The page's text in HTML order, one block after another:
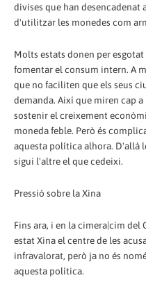
divises que han
d'utilitzar les monedes com
Molts estats donen per
fomentar el consum intern. A
que no faciliten que els seus
demanda. Així que miren cap
sostenir el creixement
moneda feble. Però és
aquesta política alhora. D'allà
sigui l'altre el que cedeixi.
Pressió sobre la Xina
Fins ara, i en la cimera|cim del
estat Xina el centre de les
infravalorat, però ja no és
aquesta política.